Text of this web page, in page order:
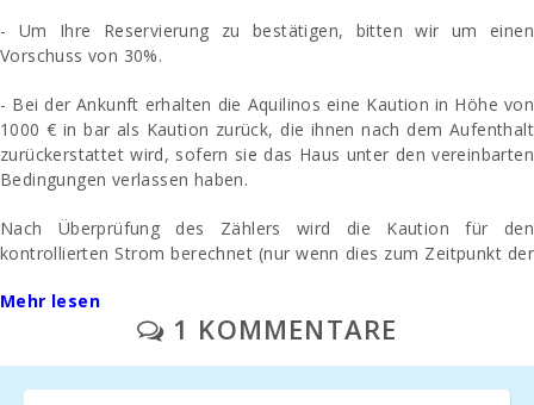
- Um Ihre Reservierung zu bestätigen, bitten wir um einen
Vorschuss von 30%.
- Bei der Ankunft erhalten die Aquilinos eine Kaution in Höhe von
1000 € in bar als Kaution zurück, die ihnen nach dem Aufenthalt
zurückerstattet wird, sofern sie das Haus unter den vereinbarten
Bedingungen verlassen haben.
Nach Überprüfung des Zählers wird die Kaution für den
kontrollierten Strom berechnet (nur wenn dies zum Zeitpunkt der
- Die Endreinigung wird separat bezahlt - 200 Euro
Mehr lesen
1 KOMMENTARE